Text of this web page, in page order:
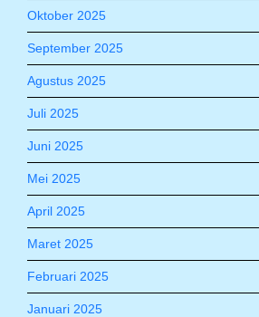
Oktober 2025
September 2025
Agustus 2025
Juli 2025
Juni 2025
Mei 2025
April 2025
Maret 2025
Februari 2025
Januari 2025